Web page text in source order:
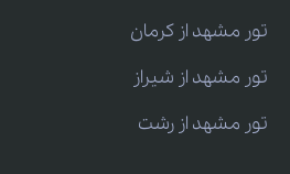
تور مشهد از کرمان
تور مشهد از شیراز
تور مشهد از رشت